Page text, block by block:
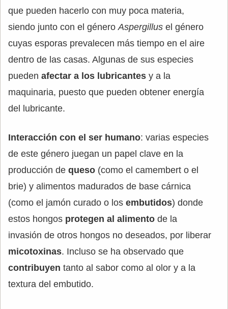
que pueden hacerlo con muy poca materia,
siendo junto con el género Aspergillus el género
cuyas esporas prevalecen más tiempo en el aire
dentro de las casas. Algunas de sus especies
pueden afectar a los lubricantes y a la
maquinaria, puesto que pueden obtener energía
del lubricante.
Interacción con el ser humano: varias especies
de este género juegan un papel clave en la
producción de queso (como el camembert o el
brie) y alimentos madurados de base cárnica
(como el jamón curado o los embutidos) donde
estos hongos protegen al alimento de la
invasión de otros hongos no deseados, por liberar
micotoxinas. Incluso se ha observado que
contribuyen tanto al sabor como al olor y a la
textura del embutido.